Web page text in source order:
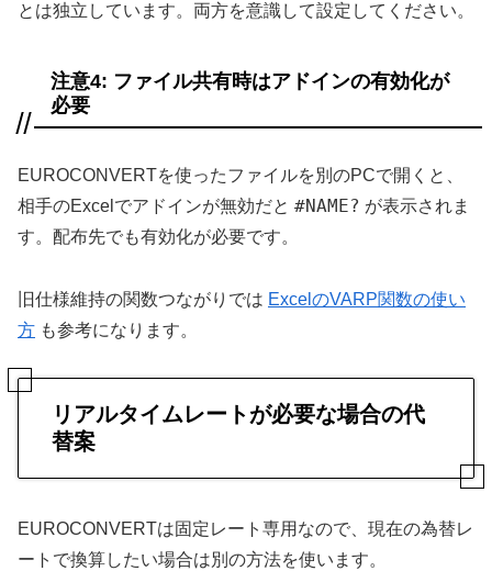
とは独立しています。両方を意識して設定してください。
注意4: ファイル共有時はアドインの有効化が
必要
EUROCONVERTを使ったファイルを別のPCで開くと、
相手のExcelでアドインが無効だと #NAME? が表示されま
す。配布先でも有効化が必要です。
旧仕様維持の関数つながりでは ExcelのVARP関数の使い
方 も参考になります。
リアルタイムレートが必要な場合の代
替案
EUROCONVERTは固定レート専用なので、現在の為替レ
ートで換算したい場合は別の方法を使います。